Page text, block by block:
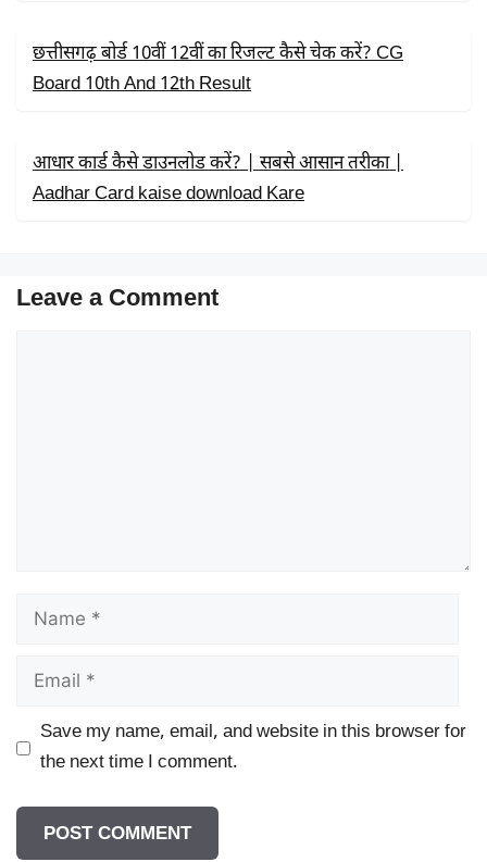
छत्तीसगढ़ बोर्ड 10वीं 12वीं का रिजल्ट कैसे चेक करें? CG
Board 10th And 12th Result
आधार कार्ड कैसे डाउनलोड करें? | सबसे आसान तरीका |
Aadhar Card kaise download Kare
Leave a Comment
Name
Email
Save my name, email, and website in this browser for
the next time I comment.